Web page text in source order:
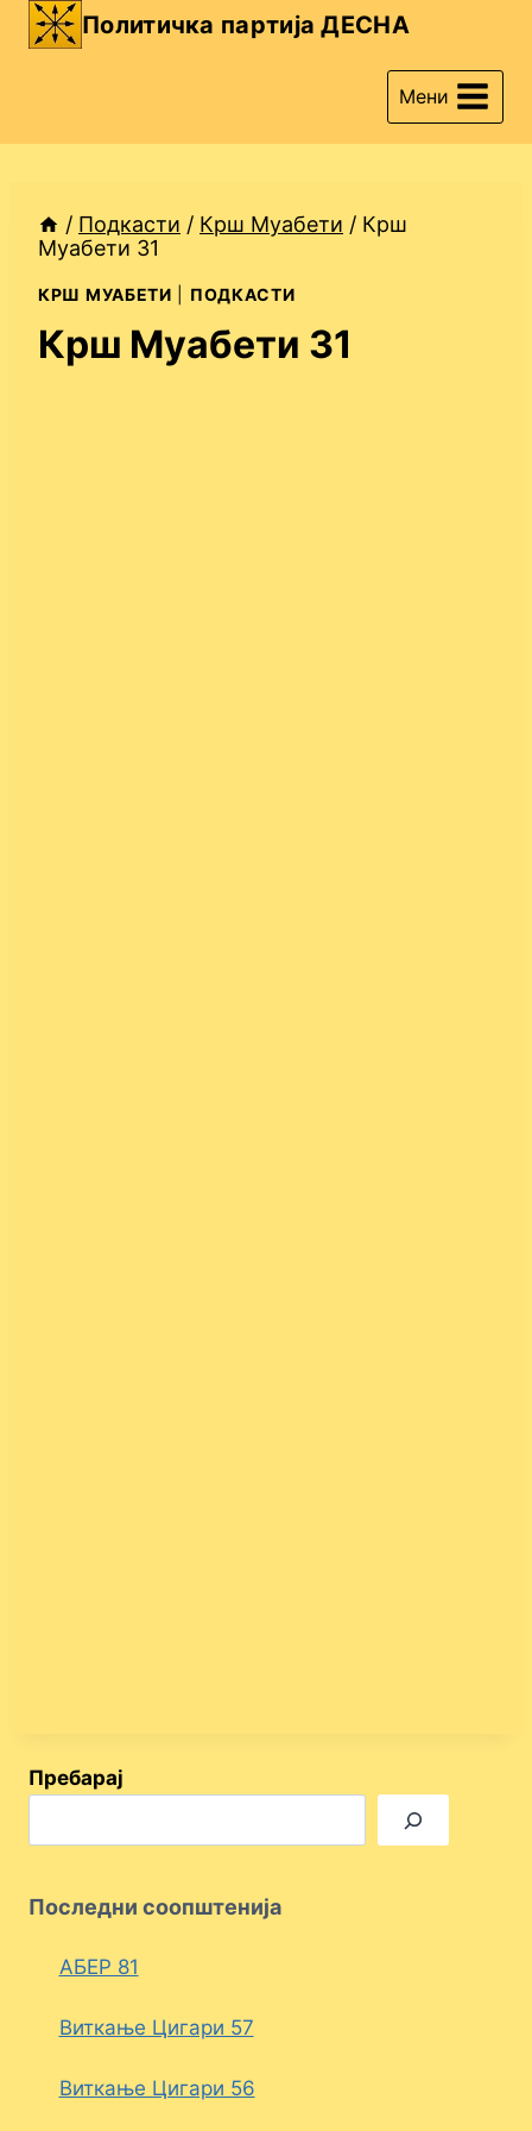
Skip
Политичка партија ДЕСНА
Мени
/ Подкасти / Крш Муабети / Крш
Муабети 31
КРШ МУАБЕТИ ПОДКАСТИ
Крш Муабети 31
Пребарај
Последни соопштенија
АБЕР 81
Виткање Цигари 57
Виткање Цигари 56